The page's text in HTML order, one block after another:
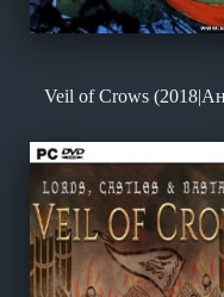
Veil of Crows